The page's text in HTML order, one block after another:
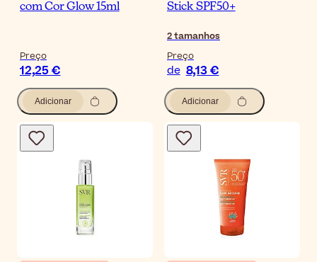
com Cor Glow 15ml
Preço
12,25 €
Adicionar
Stick SPF50+
2tamanhos
Preço
de 8,13 €
Adicionar